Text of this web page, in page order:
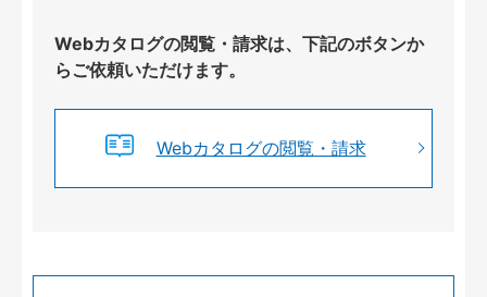
Webカタログの閲覧・請求は、下記のボタンか
らご依頼いただけます。
Webカタログの閲覧・請求